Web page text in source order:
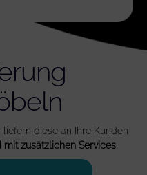
diese an Ihre Kunden
zusätzlichen Services.